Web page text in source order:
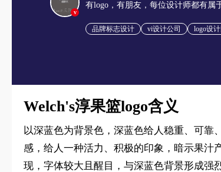
v
有logo，有朋友，每位设计师都有属
品牌标志设计 vi设计公司 logo设计
Welch's淳果篮logo含义
以深蓝色为背景色，深蓝色给人稳重、可靠
感，给人一种活力、积极的印象，暗示果汁
现，字体较大且醒目，与深蓝色背景形成强